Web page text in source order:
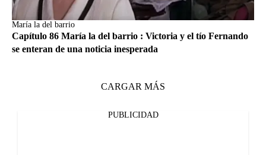
María la del barrio
Capítulo 86 María la del barrio : Victoria y el tío Fernando
se enteran de una noticia inesperada
CARGAR MÁS
PUBLICIDAD